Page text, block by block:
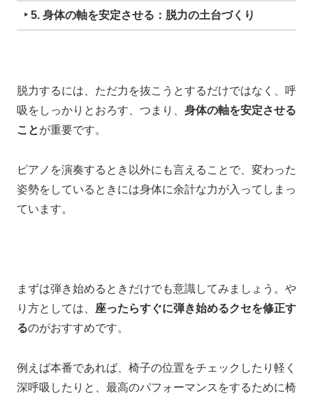
‣ 5. 身体の軸を安定させる：脱力の土台づくり
脱力するには、 ただ力を抜こうとするだけではなく、 呼
吸をしっかりとおろす、つまり、 身体の軸を安定させる
ことが重要です。
ピアノを演奏するとき以外にも言えることで、 変わった
姿勢をしているときには身体に余計な力が入ってしまっ
ています。
まずは弾き始めるときだけでも意識してみましょう。 や
り方としては、 座ったらすぐに弾き始めるクセを修正す
るのがおすすめです。
例えば本番であれば、 椅子の位置をチェックしたり 軽く
深呼吸したりと、 最高のパフォーマンスをするために椅